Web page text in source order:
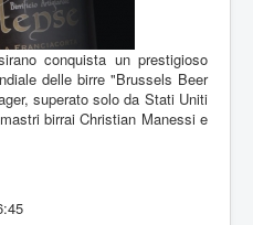
conquista un prestigioso
delle birre "Brussels Beer
superato solo da Stati Uniti
birrai Christian Manessi e